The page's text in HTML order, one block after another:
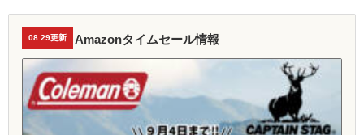
08.29更新 Amazonタイムセール情報